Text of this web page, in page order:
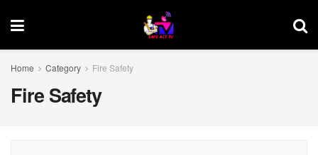
Home Category Fire Safety
Fire Safety